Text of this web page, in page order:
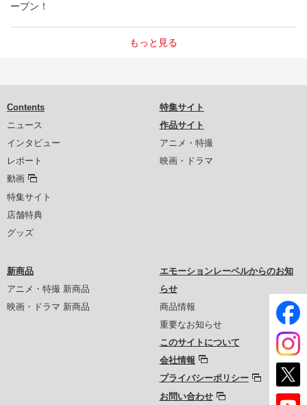
ープン！
もっと見る
Contents
ニュース
インタビュー
レポート
動画
特集サイト
店舗特典
グッズ
特集サイト
作品サイト
アニメ・特撮
映画・ドラマ
新商品
アニメ・特撮 新商品
映画・ドラマ 新商品
エモーションレーベルからのお知
らせ
商品情報
重要なお知らせ
このサイトについて
会社情報
プライバシーポリシー
お問い合わせ